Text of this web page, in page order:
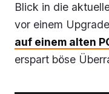
Blick in die
vor einem
auf einem alten
erspart böse